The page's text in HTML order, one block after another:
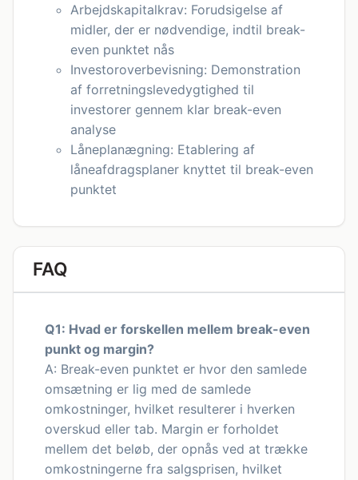
Arbejdskapitalkrav: Forudsigelse af
midler, der er nødvendige, indtil break-
even punktet nås
Investoroverbevisning: Demonstration
af forretningslevedygtighed til
investorer gennem klar break-even
analyse
Låneplanægning: Etablering af
låneafdragsplaner knyttet til break-even
punktet
FAQ
Q1: Hvad er forskellen mellem break-even
punkt og margin?
A: Break-even punktet er hvor den samlede
omsætning er lig med de samlede
omkostninger, hvilket resulterer i hverken
overskud eller tab. Margin er forholdet
mellem det beløb, der opnås ved at trække
omkostningerne fra salgsprisen, hvilket